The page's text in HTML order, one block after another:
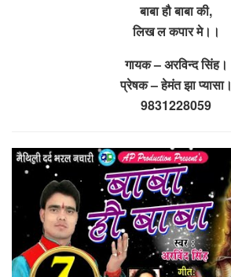
बाबा हौ बाबा की,
लिख ल कपार मे।।
गायक – अरविन्द सिंह।
प्रेषक – हेमंत झा प्यासा।
9831228059